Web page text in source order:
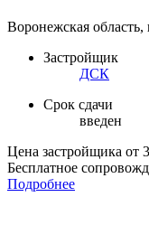
Воронежская
Застройщик
ДСК
Срок сдачи
введен
Цена застройщика от
Бесплатное
Подробнее